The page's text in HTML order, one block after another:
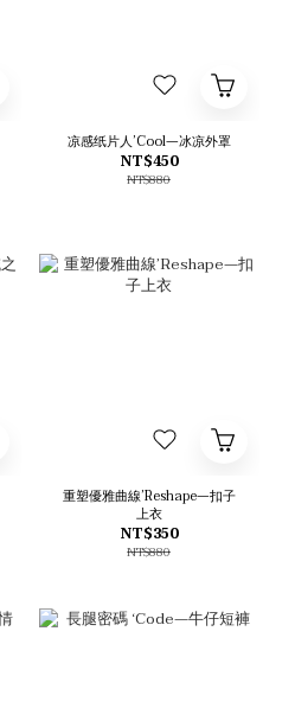
凉感纸片人’Cool—冰凉外罩
NT$450
NT$880
重塑優雅曲線’Reshape—扣子
上衣
NT$350
NT$880